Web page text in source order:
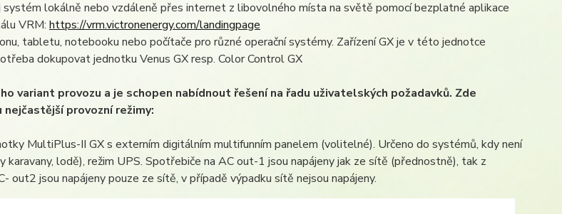
lokálně nebo vzdáleně přes internet z libovolného místa na světě pomocí bezplatné aplikace
VRM: https://vrm.victronenergy.com/landingpage
tabletu, notebooku nebo počítače pro různé operační systémy. Zařízení GX je v této jednotce
dokupovat jednotku Venus GX resp. Color Control GX
variant provozu a je schopen nabídnout řešení na řadu uživatelských požadavků. Zde
provozní režimy:
MultiPlus-II GX s externím digitálním multifunním panelem (volitelné). Určeno do systémů, kdy není
karavany, lodě), režim UPS. Spotřebiče na AC out-1 jsou napájeny jak ze sítě (přednostně), tak z
out2 jsou napájeny pouze ze sítě, v případě výpadku sítě nejsou napájeny.